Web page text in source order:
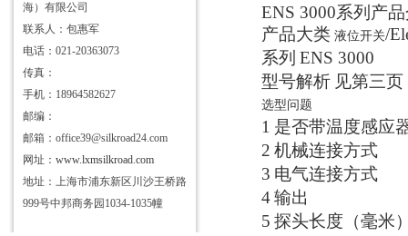
海）有限公司
联系人：包惠军
电话：021-20363073
传真：
手机：18964582627
邮编：
邮箱：office39@silkroad24.com
网址： www.lxmsilkroad.com
地址：上海市浦东新区川沙王桥路
999号中邦商务园1034-1035幢
ENS 3000系列产
产品大类 液位开关/
系列 ENS 3000
型号解析 见第三页
选型问题
1 是否带温度感应
2 机械连接方式
3 电气连接方式
4输出
5 探头长度（毫米